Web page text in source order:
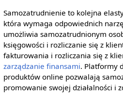
Samozatrudnienie to kolejna
która wymaga odpowiednich
umożliwia samozatrudnionym
księgowości i rozliczanie się z
fakturowania i rozliczania się z
zarządzanie finansami. Platformy
produktów online pozwalają
promowanie swojej działalności i